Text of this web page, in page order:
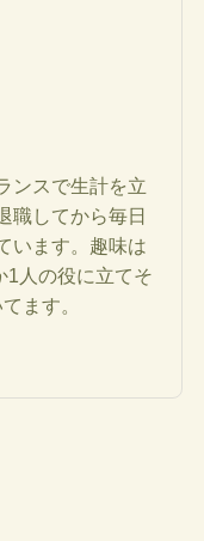
ンスで生計を立
職してから毎日
います。趣味は
1人の役に立てそ
ます。